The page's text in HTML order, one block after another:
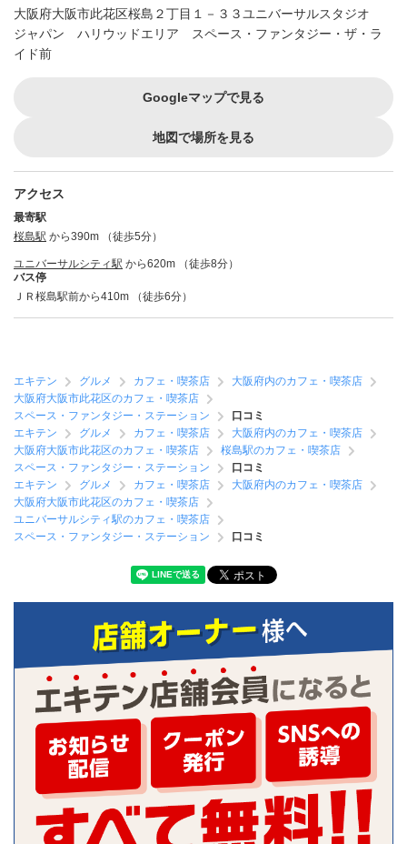
大阪府大阪市此花区桜島２丁目１－３３ユニバーサルスタジオ
ジャパン ハリウッドエリア スペース・ファンタジー・ザ・ラ
イド前
Googleマップで見る
地図で場所を見る
アクセス
最寄駅
桜島駅 から390m （徒歩5分）
ユニバーサルシティ駅 から620m （徒歩8分）
バス停
ＪＲ桜島駅前から410m （徒歩6分）
エキテン グルメ カフェ・喫茶店
大阪府内のカフェ・喫茶店
大阪府大阪市此花区のカフェ・喫茶店
スペース・ファンタジー・ステーション
口コミ
エキテン
グルメ カフェ・喫茶店
大阪府内のカフェ・喫茶店
大阪府大阪市此花区のカフェ・喫茶店
桜島駅のカフェ・喫茶店
スペース・ファンタジー・ステーション
口コミ
エキテン
グルメ カフェ・喫茶店
大阪府内のカフェ・喫茶店
大阪府大阪市此花区のカフェ・喫茶店
ユニバーサルシティ駅のカフェ・喫茶店
スペース・ファンタジー・ステーション
口コミ